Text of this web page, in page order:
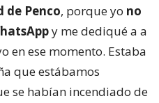
de Penco, porque yo no
y me dediqué a a
en ese momento. Estaba
que estábamos
se habían incendiado de